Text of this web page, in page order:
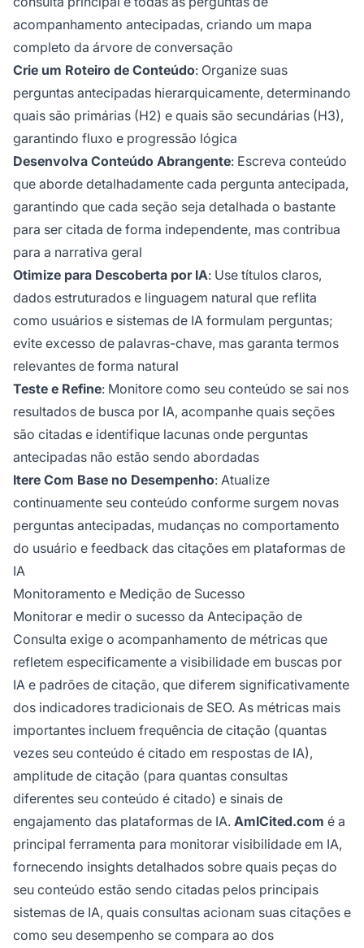
acompanhamento antecipadas, criando um mapa
completo da árvore de conversação
Crie um Roteiro de Conteúdo: Organize suas
perguntas antecipadas hierarquicamente, determinando
quais são primárias (H2) e quais são secundárias (H3),
garantindo fluxo e progressão lógica
Desenvolva Conteúdo Abrangente: Escreva conteúdo
que aborde detalhadamente cada pergunta antecipada,
garantindo que cada seção seja detalhada o bastante
para ser citada de forma independente, mas contribua
para a narrativa geral
Otimize para Descoberta por IA: Use títulos claros,
dados estruturados e linguagem natural que reflita
como usuários e sistemas de IA formulam perguntas;
evite excesso de palavras-chave, mas garanta termos
relevantes de forma natural
Teste e Refine: Monitore como seu conteúdo se sai nos
resultados de busca por IA, acompanhe quais seções
são citadas e identifique lacunas onde perguntas
antecipadas não estão sendo abordadas
Itere Com Base no Desempenho: Atualize
continuamente seu conteúdo conforme surgem novas
perguntas antecipadas, mudanças no comportamento
do usuário e feedback das citações em plataformas de
IA
Monitoramento e Medição de Sucesso
Monitorar e medir o sucesso da Antecipação de
Consulta exige o acompanhamento de métricas que
refletem especificamente a visibilidade em buscas por
IA e padrões de citação, que diferem significativamente
dos indicadores tradicionais de SEO. As métricas mais
importantes incluem frequência de citação (quantas
vezes seu conteúdo é citado em respostas de IA),
amplitude de citação (para quantas consultas
diferentes seu conteúdo é citado) e sinais de
engajamento das plataformas de IA. AmICited.com é a
principal ferramenta para monitorar visibilidade em IA,
fornecendo insights detalhados sobre quais peças do
seu conteúdo estão sendo citadas pelos principais
sistemas de IA, quais consultas acionam suas citações e
como seu desempenho se compara ao dos